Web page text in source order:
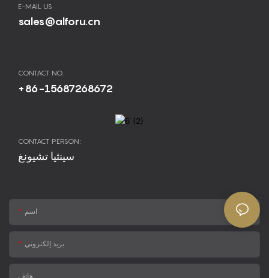
E-MAIL US
sales@alforu.cn
CONTACT NO.
+86-15687268672
CONTACT PERSON:
سينثيا تشيونغ
اسم
بريد إلكتروني
هاتف